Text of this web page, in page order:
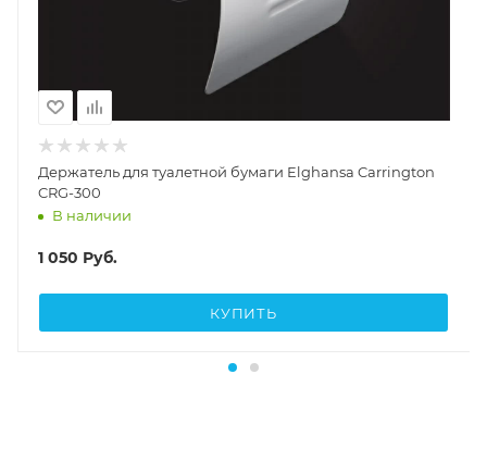
Держатель для туалетной бумаги Elghansa Carrington
CRG-300
В наличии
1 050 Руб.
КУПИТЬ